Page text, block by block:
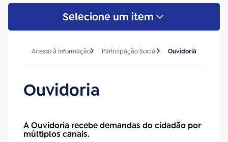
Selecione um item
Acesso à Informação Participação Social Ouvidoria
Ouvidoria
AOuvidoria recebe demandas do cidadão por
múltiplos canais.